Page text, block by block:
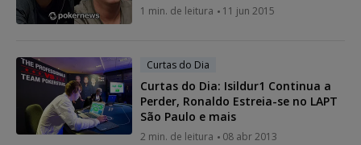
1 min. de leitura 11 jun 2015
Curtas do Dia
Curtas do Dia: Isildur1 Continua a
Perder, Ronaldo Estreia-se no LAPT
São Paulo e mais
2 min. de leitura 08 abr 2013